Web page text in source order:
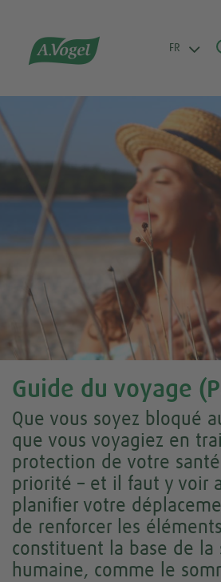
 FR
Guide du voyage
Que vous soyez bloqué
que vous voyagiez en
protection de votre
priorité – et il faut y voir
planifier votre
de renforcer les
constituent la base de la
humaine, comme le